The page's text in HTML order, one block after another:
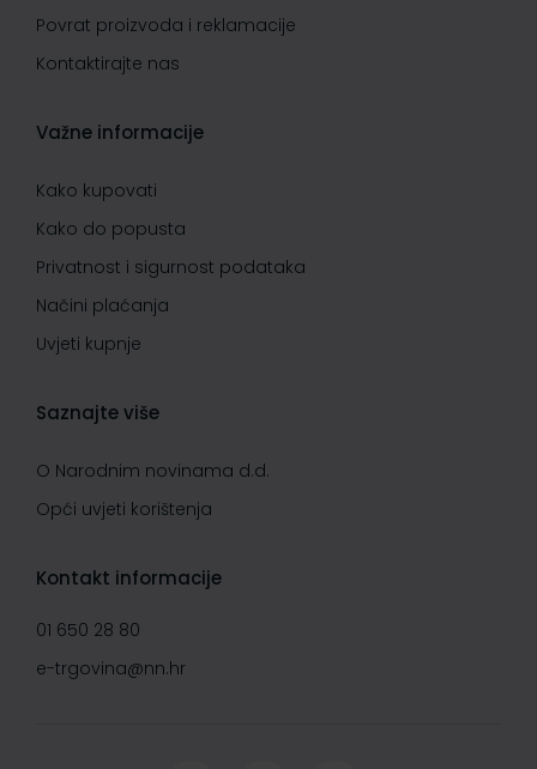
Povrat proizvoda i reklamacije
Kontaktirajte nas
Važne informacije
Kako kupovati
Kako do popusta
Privatnost i sigurnost podataka
Načini plaćanja
Uvjeti kupnje
Saznajte više
O Narodnim novinama d.d.
Opći uvjeti korištenja
Kontakt informacije
01 650 28 80
e-trgovina@nn.hr